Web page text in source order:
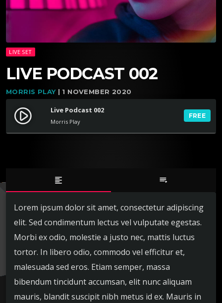
LIVE SET
LIVE PODCAST 002
MORRIS PLAY| 1 NOVEMBER 2020
play_circle_filled Live Podcast 002
Morris Play
FREE
format_align_left playlist_play
Lorem ipsum dolor sit amet, consectetur adipiscing
elit. Sed condimentum lectus vel vulputate egestas.
Morbi ex odio, molestie a justo nec, mattis luctus
tortor. In libero odio, commodo vel efficitur et,
malesuada sed eros. Etiam semper, massa
bibendum tincidunt accumsan, elit nunc aliquam
mauris, blandit suscipit nibh metus id ex. Mauris in